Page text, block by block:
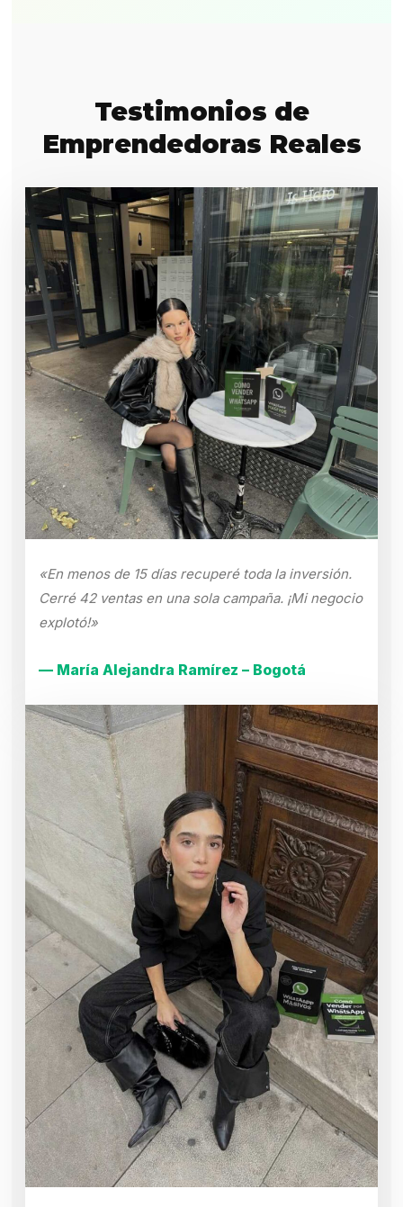
Testimonios de
Emprendedoras Reales
«En menos de 15 días recuperé toda la inversión.
Cerré 42 ventas en una sola campaña. ¡Mi negocio
explotó!»
— María Alejandra Ramírez – Bogotá